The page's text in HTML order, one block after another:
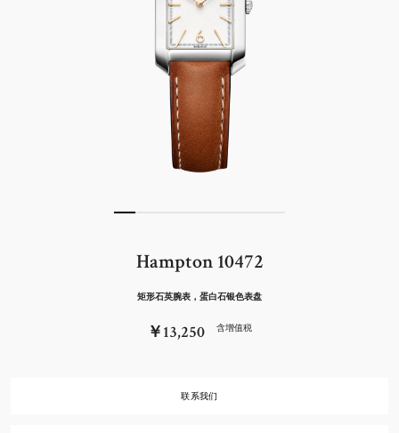
Hampton 10472
矩形石英腕表，蛋白石银色表盘
￥13,250 含增值税
联系我们